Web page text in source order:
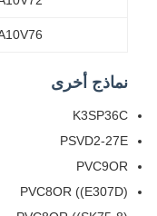
A10V76
نماذج أخرى
K3SP36C
PSVD2-27E
PVC9OR
PVC8OR ((E307D)